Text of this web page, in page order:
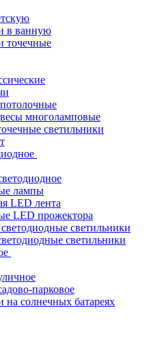
в ванную
точечные
многоламповые
светильники
лампы
LED лента
LED прожектора
светильники
светильники
парковое
на солнечных батареях